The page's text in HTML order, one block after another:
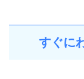
すぐに